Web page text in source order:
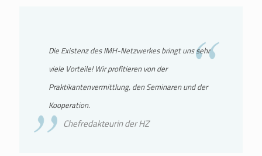
Die Existenz des IMH-Netzwerkes bringt uns sehr
viele Vorteile! Wir profitieren von der
Praktikantenvermittlung, den Seminaren und der
Kooperation.
Chefredakteurin der HZ